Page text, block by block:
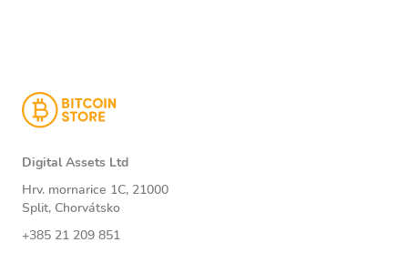
Digital Assets Ltd
Hrv. mornarice 1C, 21000
Split, Chorvátsko
+385 21 209 851